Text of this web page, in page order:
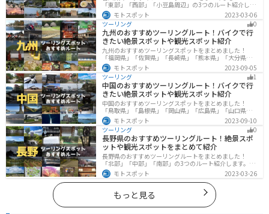
「東部」「西部」「小豆島周辺」の3つのルート紹介しま
す。自然豊かな山から海、絶品グルメを満喫するツーリ
ングができます。バイクで香川県にツーリングに行く際
は参考にしてください。
モトスポット
2023-03-06
ツーリング
0
九州のおすすめツーリングルート！バイクで行
きたい絶景スポットや観光スポット紹介
九州のおすすめツーリングスポットをまとめました！
「福岡県」「佐賀県」「長崎県」「熊本県」「大分県」
「宮崎都」「鹿児島県」の各県の観光地紹介します。自
然豊かな山々や湖、温泉地が点在し、四季折々の景色を
楽しめるスポットが多数あります。バイクで九州にツー
リングに行く際は参考にしてください。
モトスポット
2023-09-05
ツーリング
1
中国のおすすめツーリングルート！バイクで行
きたい絶景スポットや観光スポット紹介
中国のおすすめツーリングスポットをまとめました！
「鳥取県」「島根県」「岡山県」「広島県」「山口県」
の各県の観光地紹介します。自然豊かな山々や湖、温泉
地が点在し、四季折々の景色を楽しめるスポットが多数
あります。バイクで中国にツーリングに行く際は参考に
してください。
モトスポット
2023-09-10
ツーリング
0
長野県のおすすめツーリングルート！絶景スポ
ットや観光スポットをまとめて紹介
長野県のおすすめツーリングルートをまとめました！
「北部」「中部」「南部」の3つのルート紹介します。諏
訪湖やビーナスラインのような全国でも有名なツーリン
グスポットが多数あります。バイクで長野県にツーリン
グに行く際は参考にしてください。
モトスポット 2023-03-26
もっと見る